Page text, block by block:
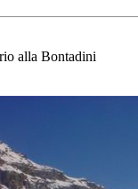
alla Bontadini